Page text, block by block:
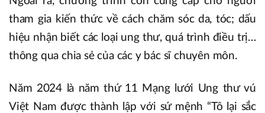
tham gia kiến thức về cách chăm sóc da, tóc; dấu
hiệu nhận biết các loại ung thư, quá trình điều trị…
thông qua chia sẻ của các y bác sĩ chuyên môn.
Năm 2024 là năm thứ 11 Mạng lưới Ung thư vú
Việt Nam được thành lập với sứ mệnh “Tô lại sắc